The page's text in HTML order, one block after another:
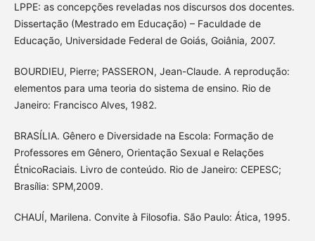
LPPE: as concepções reveladas nos discursos dos docentes.
Dissertação (Mestrado em Educação) – Faculdade de
Educação, Universidade Federal de Goiás, Goiânia, 2007.
BOURDIEU, Pierre; PASSERON, Jean-Claude. A reprodução:
elementos para uma teoria do sistema de ensino. Rio de
Janeiro: Francisco Alves, 1982.
BRASÍLIA. Gênero e Diversidade na Escola: Formação de
Professores em Gênero, Orientação Sexual e Relações
ÉtnicoRaciais. Livro de conteúdo. Rio de Janeiro: CEPESC;
Brasília: SPM,2009.
CHAUÍ, Marilena. Convite à Filosofia. São Paulo: Ática, 1995.